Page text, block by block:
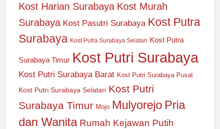
Kost Harian Surabaya Kost Murah
Surabaya Kost Pasutri Surabaya Kost Putra
Surabaya Kost Putra Surabaya Selatan Kost Putra
Surabaya Timur Kost Putri Surabaya
Kost Putri Surabaya Barat Kost Putri Surabaya Pusat
Kost Putri Surabaya Selatan Kost Putri
Surabaya Timur Mojo Mulyorejo Pria
dan Wanita Rumah Kejawan Putih